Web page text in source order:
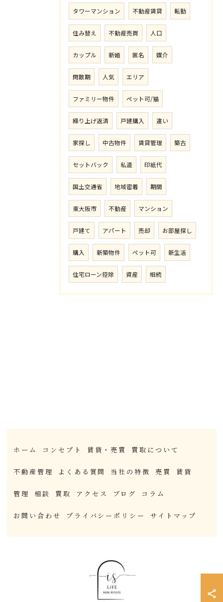
タワーマンション 不動産賃貸 転勤
住み替え 不動産売買 人口
カップル 新婚 匿名 媒介
閑散期 人気 エリア
ファミリー物件 ペット可/猫
繰り上げ返済 戸建購入 違い
家探し 中古物件 賃貸管理 築古
セットバック 私道 印紙代
国土交通省 地域密着 期間
東大阪市 不動産 マンション
戸建て アパート 売却 お部屋探し
購入 新築物件 ペット可 新生活
住宅ローン控除 資産 相続
ホーム コンセプト 賃貸・売買 買取について
不動産管理 よくある質問 当社の特徴 売買 賃貸
管理 相談 買取 アクセス ブログ コラム
お問い合わせ プライバシーポリシー サイトマップ